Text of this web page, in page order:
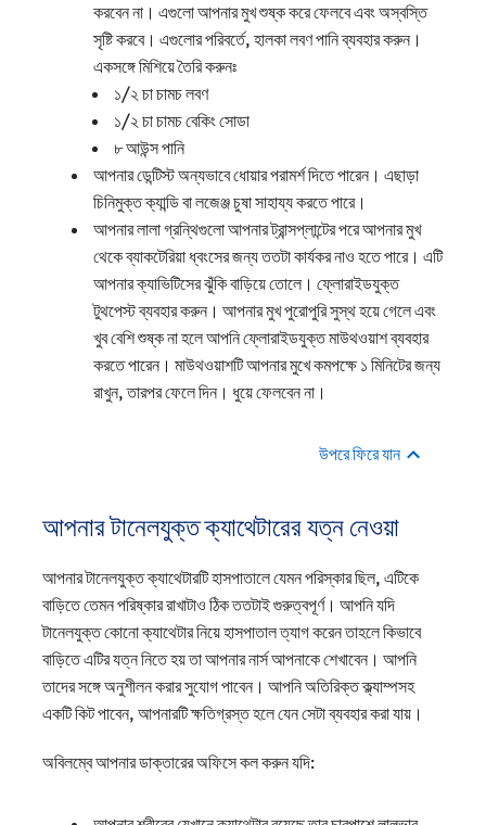
করবেন না। এগুলো আপনার মুখ শুষ্ক করে ফেলবে এবং অস্বস্তি
সৃষ্টি করবে। এগুলোর পরিবর্তে, হালকা লবণ পানি ব্যবহার করুন।
একসঙ্গে মিশিয়ে তৈরি করুনঃ
১/২ চা চামচ লবণ
১/২ চা চামচ বেকিং সোডা
৮ আউন্স পানি
আপনার ডেন্টিস্ট অন্যভাবে ধোয়ার পরামর্শ দিতে পারেন। এছাড়া
চিনিমুক্ত ক্যান্ডি বা লজেঞ্জ চুষা সাহায্য করতে পারে।
আপনার লালা গ্রন্থিগুলো আপনার ট্রান্সপ্লান্টের পরে আপনার মুখ
থেকে ব্যাকটেরিয়া ধ্বংসের জন্য ততটা কার্যকর নাও হতে পারে। এটি
আপনার ক্যাভিটিসের ঝুঁকি বাড়িয়ে তোলে। ফ্লোরাইডযুক্ত
টুথপেস্ট ব্যবহার করুন। আপনার মুখ পুরোপুরি সুস্থ হয়ে গেলে এবং
খুব বেশি শুষ্ক না হলে আপনি ফ্লোরাইডযুক্ত মাউথওয়াশ ব্যবহার
করতে পারেন। মাউথওয়াশটি আপনার মুখে কমপক্ষে ১ মিনিটের জন্য
রাখুন, তারপর ফেলে দিন। ধুয়ে ফেলবেন না।
উপরে ফিরে যান
আপনার টানেলযুক্ত ক্যাথেটারের যত্ন নেওয়া
আপনার টানেলযুক্ত ক্যাথেটারটি হাসপাতালে যেমন পরিস্কার ছিল, এটিকে
বাড়িতে তেমন পরিষ্কার রাখাটাও ঠিক ততটাই গুরুত্বপূর্ণ। আপনি যদি
টানেলযুক্ত কোনো ক্যাথেটার নিয়ে হাসপাতাল ত্যাগ করেন তাহলে কিভাবে
বাড়িতে এটির যত্ন নিতে হয় তা আপনার নার্স আপনাকে শেখাবেন। আপনি
তাদের সঙ্গে অনুশীলন করার সুযোগ পাবেন। আপনি অতিরিক্ত ক্ল্যাম্পসহ
একটি কিট পাবেন, আপনারটি ক্ষতিগ্রস্ত হলে যেন সেটা ব্যবহার করা যায়।
অবিলম্বে আপনার ডাক্তারের অফিসে কল করুন যদি: